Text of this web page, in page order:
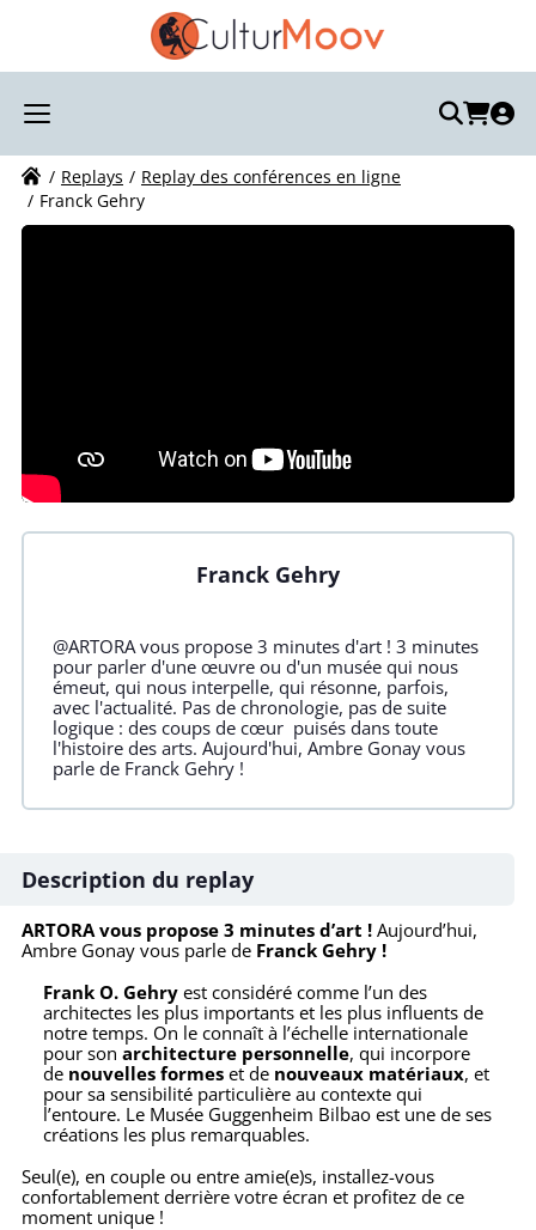
Recherchez votre visite :
Votre recherche
Replays
Replay des conférences en ligne
Franck Gehry
Franck Gehry
@ARTORA vous propose 3 minutes d'art ! 3 minutes
pour parler d'une œuvre ou d'un musée qui nous
émeut, qui nous interpelle, qui résonne, parfois,
avec l'actualité. Pas de chronologie, pas de suite
logique : des coups de cœur puisés dans toute
l'histoire des arts. Aujourd'hui, Ambre Gonay vous
parle de Franck Gehry !
Description du replay
ARTORA vous propose 3 minutes d’art ! Aujourd’hui,
Ambre Gonay vous parle de Franck Gehry !
Frank O. Gehry est considéré comme l’un des
architectes les plus importants et les plus influents de
notre temps. On le connaît à l’échelle internationale
pour son architecture personnelle, qui incorpore
de nouvelles formes et de nouveaux matériaux, et
pour sa sensibilité particulière au contexte qui
l’entoure. Le Musée Guggenheim Bilbao est une de ses
créations les plus remarquables.
Seul(e), en couple ou entre amie(e)s, installez-vous
confortablement derrière votre écran et profitez de ce
moment unique !